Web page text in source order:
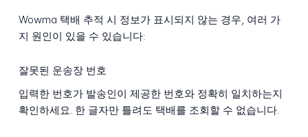
Wowma 택배 추적 시 정보가 표시되지 않는 경우, 여러 가
지 원인이 있을 수 있습니다:
잘못된 운송장 번호
입력한 번호가 발송인이 제공한 번호와 정확히 일치하는지
확인하세요. 한 글자만 틀려도 택배를 조회할 수 없습니다.